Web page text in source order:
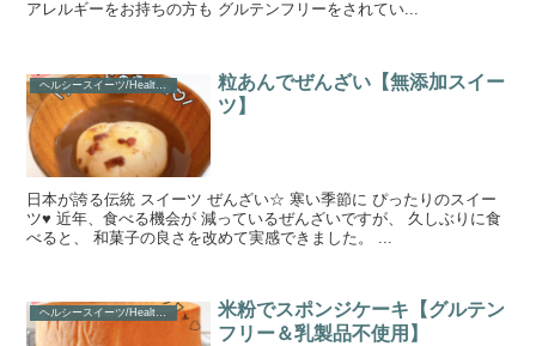
アレルギーをお持ちの方も グルテンフリーをされてい...
粒あんでぜんざい【無添加スイー
ツ】
日本が誇る伝統 スイーツ ぜんざい☆ 寒い季節に ぴったりのスイー
ツ♥ 近年、食べる機会が 減っているぜんざいですが、 久しぶりに食
べると、 和菓子の良さを改めて実感できました。 ...
ヘルシースイーツ/Healthy Sweets
米粉でスポンジケーキ【グルテン
フリー＆乳製品不使用】